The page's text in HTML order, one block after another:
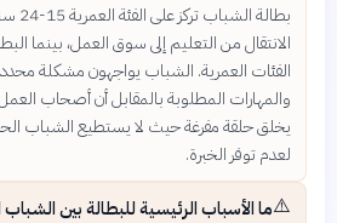
الانتقال من التعليم إلى سوق العمل، بينما
الفئات العمرية. الشباب يواجهون مشكلة
والمهارات المطلوبة بالمقابل أن أصحاب
يخلق حلقة مفرغة حيث لا يستطيع الشباب
لعدم توفر الخبرة.
⚠️ما الأسباب الرئيسية للبطالة بين الشباب